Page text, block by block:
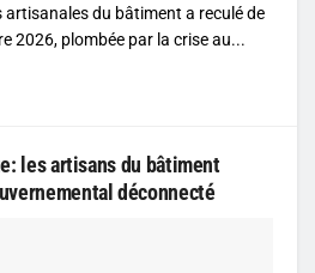
artisanales du bâtiment a reculé de
2026, plombée par la crise au...
les artisans du bâtiment
déconnecté